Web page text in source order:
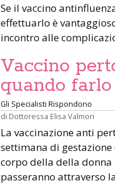
Se il vaccino
effettuarlo è
incontro alle
Vaccino
quando
Gli Specialisti Rispondono
di Dottoressa Elisa Valmori
La vaccinazione anti
settimana di
corpo della della
passeranno attraverso